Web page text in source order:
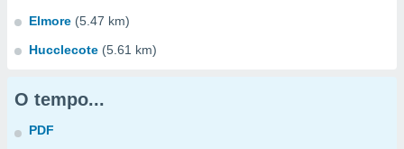
Elmore (5.47 km)
Hucclecote (5.61 km)
O tempo...
PDF